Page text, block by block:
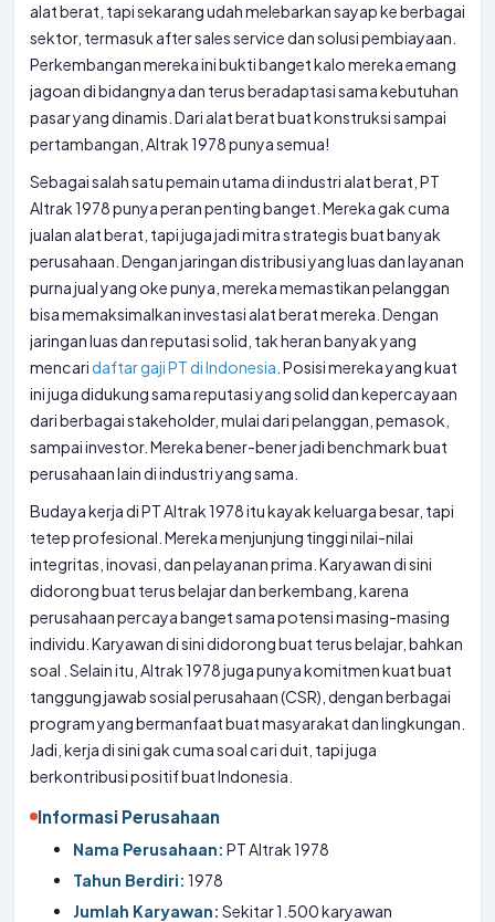
alat berat, tapi sekarang udah melebarkan sayap ke berbagai
sektor, termasuk after sales service dan solusi pembiayaan.
Perkembangan mereka ini bukti banget kalo mereka emang
jagoan di bidangnya dan terus beradaptasi sama kebutuhan
pasar yang dinamis. Dari alat berat buat konstruksi sampai
pertambangan, Altrak 1978 punya semua!
Sebagai salah satu pemain utama di industri alat berat, PT
Altrak 1978 punya peran penting banget. Mereka gak cuma
jualan alat berat, tapi juga jadi mitra strategis buat banyak
perusahaan. Dengan jaringan distribusi yang luas dan layanan
purna jual yang oke punya, mereka memastikan pelanggan
bisa memaksimalkan investasi alat berat mereka. Dengan
jaringan luas dan reputasi solid, tak heran banyak yang
mencari daftar gaji PT di Indonesia . Posisi mereka yang kuat
ini juga didukung sama reputasi yang solid dan kepercayaan
dari berbagai stakeholder, mulai dari pelanggan, pemasok,
sampai investor. Mereka bener-bener jadi benchmark buat
perusahaan lain di industri yang sama.
Budaya kerja di PT Altrak 1978 itu kayak keluarga besar, tapi
tetep profesional. Mereka menjunjung tinggi nilai-nilai
integritas, inovasi, dan pelayanan prima. Karyawan di sini
didorong buat terus belajar dan berkembang, karena
perusahaan percaya banget sama potensi masing-masing
individu. Karyawan di sini didorong buat terus belajar, bahkan
soal . Selain itu, Altrak 1978 juga punya komitmen kuat buat
tanggung jawab sosial perusahaan (CSR), dengan berbagai
program yang bermanfaat buat masyarakat dan lingkungan.
Jadi, kerja di sini gak cuma soal cari duit, tapi juga
berkontribusi positif buat Indonesia.
Informasi Perusahaan
Nama Perusahaan: PT Altrak 1978
Tahun Berdiri: 1978
Jumlah Karyawan: Sekitar 1.500 karyawan